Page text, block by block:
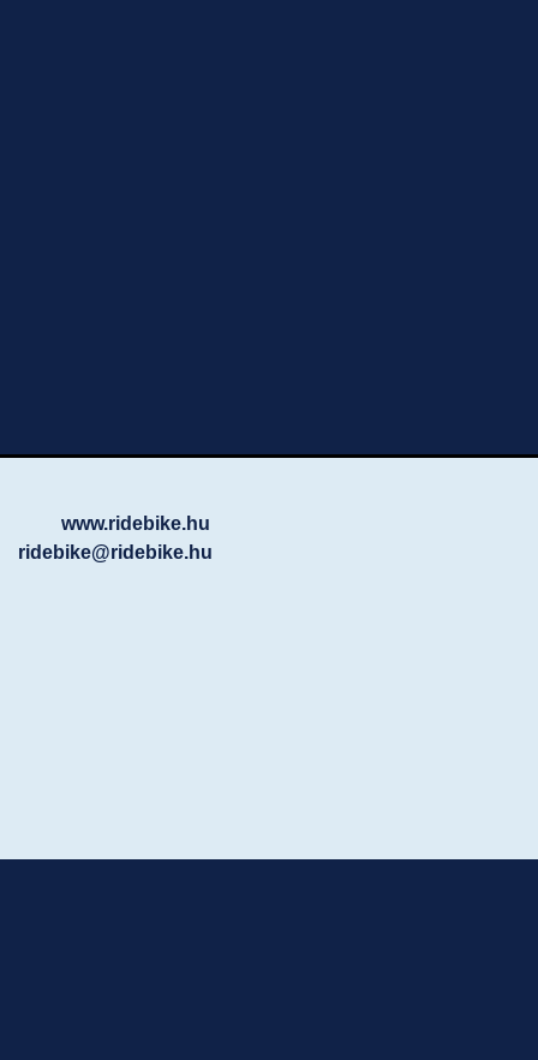
www.ridebike.hu
ridebike@ridebike.hu